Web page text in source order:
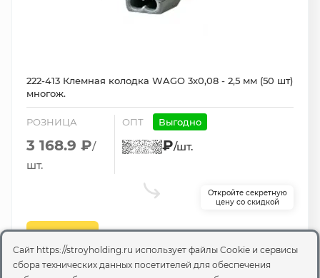
222-413 Клемная колодка WAGO 3х0,08 - 2,5 мм (50 шт)
многож.
РОЗНИЦА
3 168.9 ₽/
шт.
ОПТ Выгодно
₽/шт.
Откройте секретную
цену со скидкой
В корзину Доставка 2-3 дня
Сайт https://stroyholding.ru использует файлы Cookie и сервисы
сбора технических данных посетителей для обеспечения